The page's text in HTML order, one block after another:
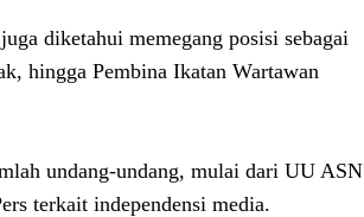
diketahui memegang posisi sebagai
hingga Pembina Ikatan Wartawan
undang-undang, mulai dari UU ASN
terkait independensi media.